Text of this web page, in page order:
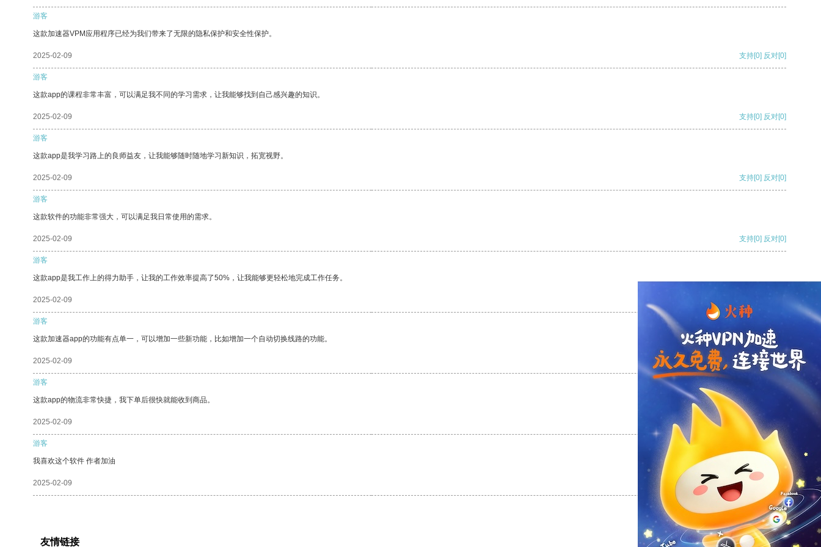
游客
这款加速器VPM应用程序已经为我们带来了无限的隐私保护和安全性保护。
2025-02-09 支持[0] 反对[0]
游客
这款app的课程非常丰富，可以满足我不同的学习需求，让我能够找到自己感兴趣的知识。
2025-02-09 支持[0] 反对[0]
游客
这款app是我学习路上的良师益友，让我能够随时随地学习新知识，拓宽视野。
2025-02-09 支持[0] 反对[0]
游客
这款软件的功能非常强大，可以满足我日常使用的需求。
2025-02-09 支持[0] 反对[0]
游客
这款app是我工作上的得力助手，让我的工作效率提高了50%，让我能够更轻松地完成工作任务。
2025-02-09
游客
这款加速器app的功能有点单一，可以增加一些新功能，比如增加一个自动切换线路的功能。
2025-02-09 支持[0] 反对[0]
游客
这款app的物流非常快捷，我下单后很快就能收到商品。
2025-02-09 支持[0] 反对
游客
我喜欢这个软件 作者加油
2025-02-09 支持[0] 反对[0]
友情链接